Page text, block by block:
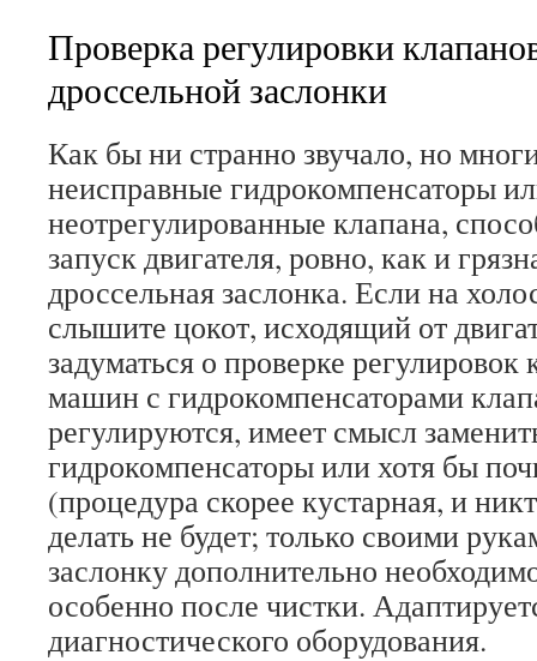
Проверка регулировки
дроссельной заслонки
Как бы ни странно звучало, но
неисправные гидрокомпенсаторы
неотрегулированные клапана,
запуск двигателя, ровно, как и
дроссельная заслонка. Если на
слышите цокот, исходящий от
задуматься о проверке регулировок
машин с гидрокомпенсаторами
регулируются, имеет смысл
гидрокомпенсаторы или хотя бы
(процедура скорее кустарная, и
делать не будет; только своими
заслонку дополнительно
особенно после чистки.
диагностического оборудования.